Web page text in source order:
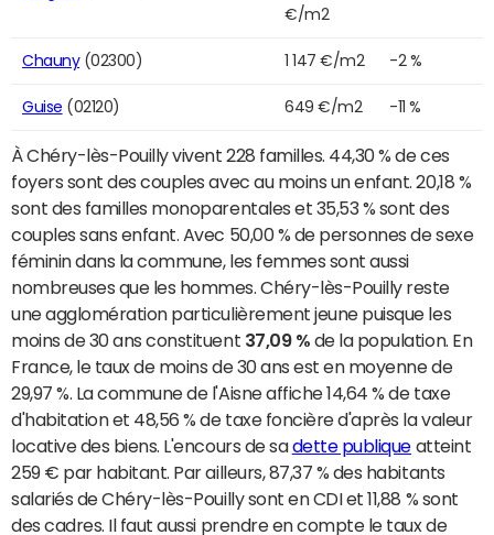
€/m2
Chauny(02300) 1 147 €/m2 -2 %
Guise (02120) 649 €/m2 -11 %
À Chéry-lès-Pouilly vivent 228 familles. 44,30 % de ces
foyers sont des couples avec au moins un enfant. 20,18 %
sont des familles monoparentales et 35,53 % sont des
couples sans enfant. Avec 50,00 % de personnes de sexe
féminin dans la commune, les femmes sont aussi
nombreuses que les hommes. Chéry-lès-Pouilly reste
une agglomération particulièrement jeune puisque les
moins de 30 ans constituent 37,09 % de la population. En
France, le taux de moins de 30 ans est en moyenne de
29,97 %. La commune de l'Aisne affiche 14,64 % de taxe
d'habitation et 48,56 % de taxe foncière d'après la valeur
locative des biens. L'encours de sadette publique atteint
259 € par habitant. Par ailleurs, 87,37 % des habitants
salariés de Chéry-lès-Pouilly sont en CDI et 11,88 % sont
des cadres. Il faut aussi prendre en compte le taux de